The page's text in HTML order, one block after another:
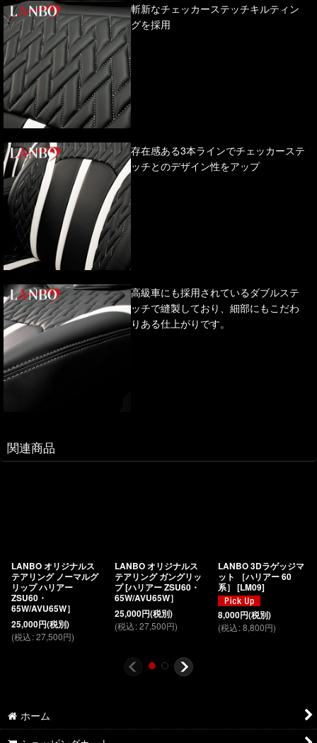
斬新なチェッカーステッチキルティン
グを採用
存在感ある3本ラインでチェッカーステ
ッチとのデザイン性をアップ
高級車にも採用されているダブルステ
ッチで縫製しており、細部にもこだわ
りある仕上がりです。
関連商品
LANBO オリジナルス
テアリング ノーマルグ
リップ ハリアー
ZSU60・
65W/AVU65W］
25,000円(税別)
(税込:27,500円)
LANBO オリジナルス
テアリング ガングリッ
プ [ハリアー ZSU60・
65W/AVU65W］
25,000円(税別)
(税込:27,500円)
LANBO 3Dラゲッジマ
ット ［ハリアー 60
系］ [LM09]
8,000円(税別)
(税込:8,800円)
ホーム